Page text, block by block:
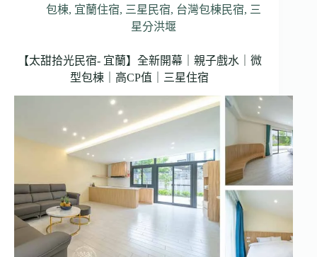
包棟, 宜蘭住宿, 三星民宿, 台灣包棟民宿, 三
星分洪堰
【太甜拾光民宿- 宜蘭】全新開幕｜親子戲水｜微
型包棟｜高CP值｜三星住宿